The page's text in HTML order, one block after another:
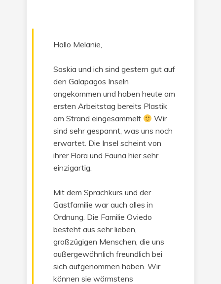
Hallo Melanie,
Saskia und ich sind gestern gut auf
den Galapagos Inseln
angekommen und haben heute am
ersten Arbeitstag bereits Plastik
am Strand eingesammelt
Wir
sind sehr gespannt, was uns noch
erwartet. Die Insel scheint von
ihrer Flora und Fauna hier sehr
einzigartig.
Mit dem Sprachkurs und der
Gastfamilie war auch alles in
Ordnung. Die Familie Oviedo
besteht aus sehr lieben,
großzügigen Menschen, die uns
außergewöhnlich freundlich bei
sich aufgenommen haben. Wir
können sie wärmstens